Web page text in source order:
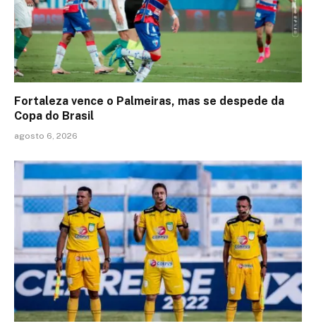
Fortaleza vence o Palmeiras, mas se despede da
Copa do Brasil
agosto 6, 2026